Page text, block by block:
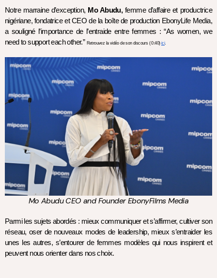
Notre marraine d’exception, Mo Abudu, femme d’affaire et productrice
nigériane, fondatrice et CEO de la boîte de production EbonyLife Media,
a souligné l’importance de l’entraide entre femmes : “As women, we
need to support each other.” Retrouvez la vidéo de son discours ( 0:40) ici.
Mo Abudu CEO and Founder EbonyFilms Media
Parmi les sujets abordés : mieux communiquer et s’affirmer, cultiver son
réseau, oser de nouveaux modes de leadership, mieux s’entraider les
unes les autres, s’entourer de femmes modèles qui nous inspirent et
peuvent nous orienter dans nos choix.